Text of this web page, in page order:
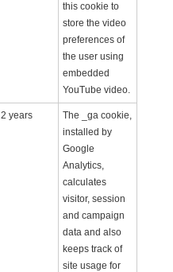
this cookie to
store the video
preferences of
the user using
embedded
YouTube video.
2 years
The _ga cookie,
installed by
Google
Analytics,
calculates
visitor, session
and campaign
data and also
keeps track of
site usage for